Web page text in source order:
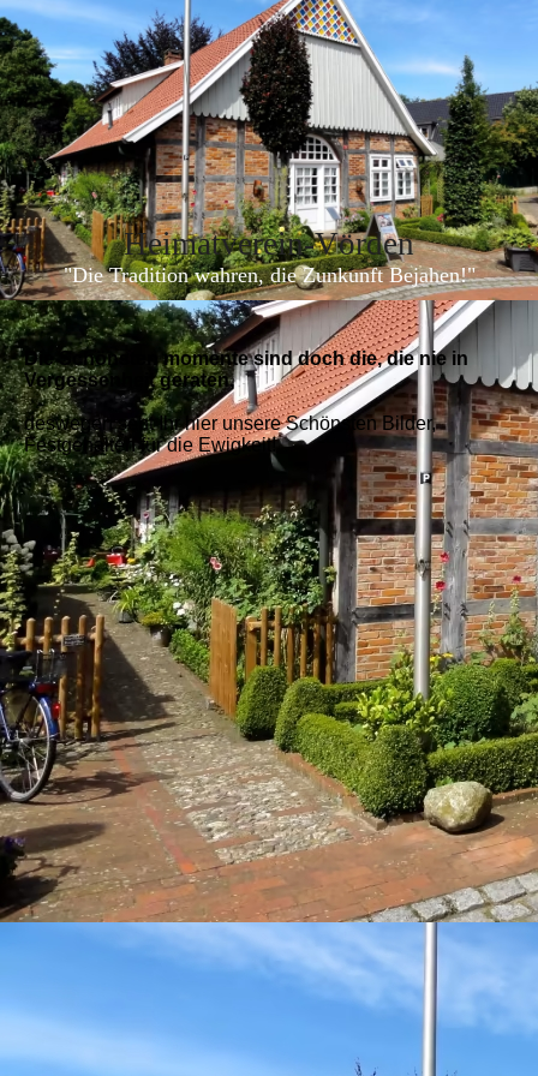
Heimatverein-Vörden
"Die Tradition wahren, die Zunkunft Bejahen!"
Die Schönsten momente sind doch die, die nie in
Vergessenheit geraten,
deswegen seht Ihr hier unsere Schönsten Bilder,
Festgehalten für die Ewigkeit!